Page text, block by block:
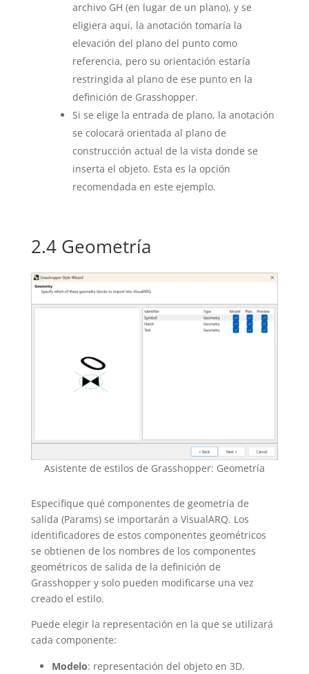
archivo GH (en lugar de un plano), y se
eligiera aquí, la anotación tomaría la
elevación del plano del punto como
referencia, pero su orientación estaría
restringida al plano de ese punto en la
definición de Grasshopper.
Si se elige la entrada de plano, la anotación
se colocará orientada al plano de
construcción actual de la vista donde se
inserta el objeto. Esta es la opción
recomendada en este ejemplo.
2.4 Geometría
Asistente de estilos de Grasshopper: Geometría
Especifique qué componentes de geometría de
salida (Params) se importarán a VisualARQ. Los
identificadores de estos componentes geométricos
se obtienen de los nombres de los componentes
geométricos de salida de la definición de
Grasshopper y solo pueden modificarse una vez
creado el estilo.
Puede elegir la representación en la que se utilizará
cada componente:
Modelo: representación del objeto en 3D.